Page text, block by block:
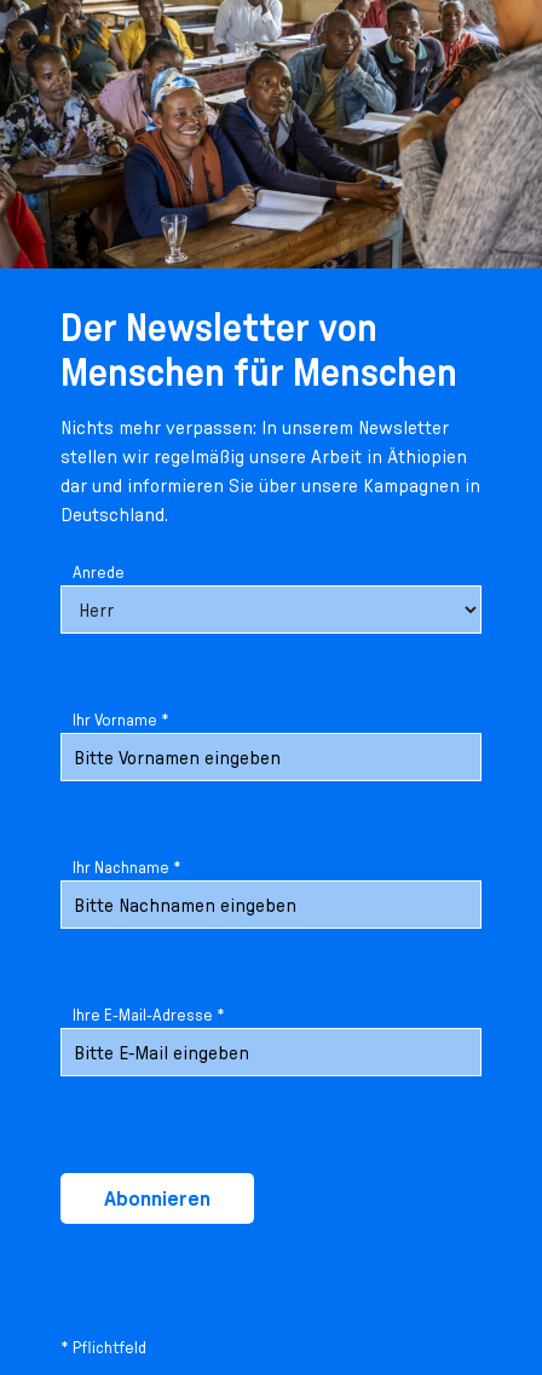
Der Newsletter von
Menschen für Menschen
Nichts mehr verpassen: In unserem Newsletter
stellen wir regelmäßig unsere Arbeit in Äthiopien
dar und informieren Sie über unsere Kampagnen in
Deutschland.
Anrede
Ihr Vorname *
Ihr Nachname *
Ihre E-Mail-Adresse *
Abonnieren
* Pflichtfeld